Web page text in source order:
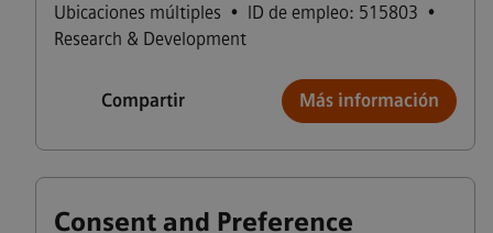
Ubicaciones múltiples • ID de empleo: 515803 •
Research & Development
Compartir Más información
Consent and Preference